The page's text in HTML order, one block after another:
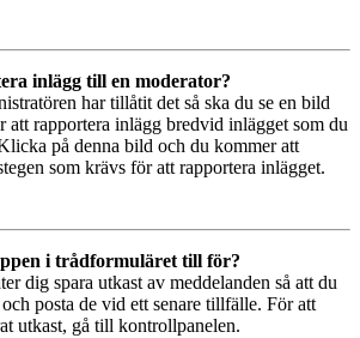
inlägg till en moderator?
har tillåtit det så ska du se en bild
att rapportera inlägg bredvid inlägget som du
på denna bild och du kommer att
som krävs för att rapportera inlägget.
i trådformuläret till för?
dig spara utkast av meddelanden så att du
posta de vid ett senare tillfälle. För att
utkast, gå till kontrollpanelen.